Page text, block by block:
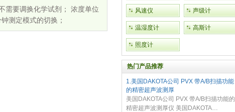
需要调换化学试剂； 浓度单位
测定模式的切换；
风速仪 声级计
温湿度计 高斯计
照度计
热门产品推荐
1.美国DAKOTA公司 PVX 带A/B扫描功能
的精密超声波测厚
美国DAKOTA公司 PVX 带A/B扫描功能的
精密超声波测厚仪 美国DAKOTA